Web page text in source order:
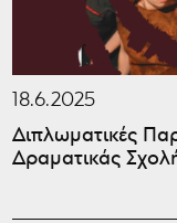
18.6.2025
Διπλωματικές
Δραματικάς